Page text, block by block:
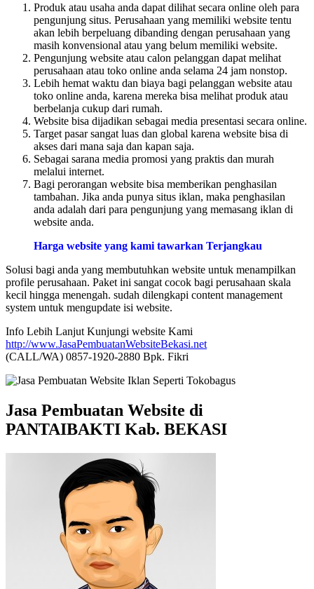
Produk atau usaha anda dapat dilihat secara online oleh para
pengunjung situs. Perusahaan yang memiliki website tentu
akan lebih berpeluang dibanding dengan perusahaan yang
masih konvensional atau yang belum memiliki website.
Pengunjung website atau calon pelanggan dapat melihat
perusahaan atau toko online anda selama 24 jam nonstop.
Lebih hemat waktu dan biaya bagi pelanggan website atau
toko online anda, karena mereka bisa melihat produk atau
berbelanja cukup dari rumah.
Website bisa dijadikan sebagai media presentasi secara online.
Target pasar sangat luas dan global karena website bisa di
akses dari mana saja dan kapan saja.
Sebagai sarana media promosi yang praktis dan murah
melalui internet.
Bagi perorangan website bisa memberikan penghasilan
tambahan. Jika anda punya situs iklan, maka penghasilan
anda adalah dari para pengunjung yang memasang iklan di
website anda.
Harga website yang kami tawarkan Terjangkau
Solusi bagi anda yang membutuhkan website untuk menampilkan
profile perusahaan. Paket ini sangat cocok bagi perusahaan skala
kecil hingga menengah. sudah dilengkapi content management
system untuk mengupdate isi website.
Info Lebih Lanjut Kunjungi website Kami
http://www.JasaPembuatanWebsiteBekasi.net
(CALL/WA) 0857-1920-2880 Bpk. Fikri
Jasa Pembuatan Website di
PANTAIBAKTI Kab. BEKASI